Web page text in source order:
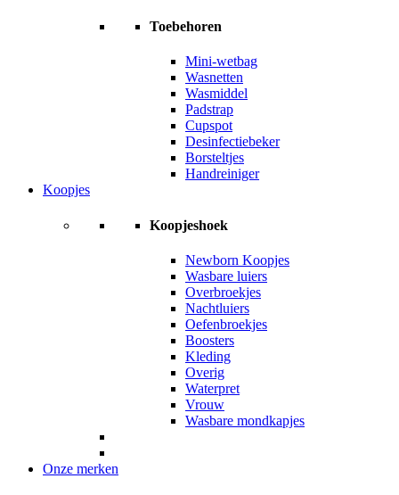
Toebehoren
Mini-wetbag
Wasnetten
Wasmiddel
Padstrap
Cupspot
Desinfectiebeker
Borsteltjes
Handreiniger
Koopjes
Koopjeshoek
Newborn Koopjes
Wasbare luiers
Overbroekjes
Nachtluiers
Oefenbroekjes
Boosters
Kleding
Overig
Waterpret
Vrouw
Wasbare mondkapjes
Onze merken